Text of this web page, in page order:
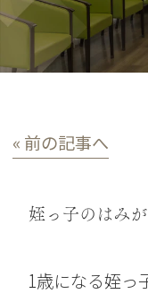
« 前の記事へ
姪っ子のはみが
1歳になる姪っ